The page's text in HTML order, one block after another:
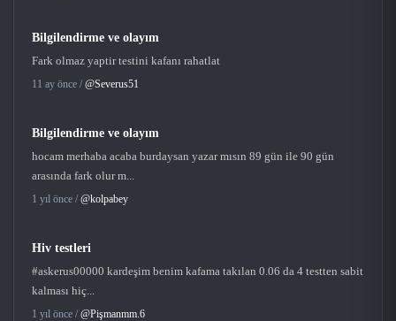
Bilgilendirme ve olayım
Fark olmaz yaptir testini kafanı rahatlat
11 ay önce / @Severus51
Bilgilendirme ve olayım
hocam merhaba acaba burdaysan yazar mısın 89 gün ile 90 gün
arasında fark olur m...
1 yıl önce / @kolpabey
Hiv testleri
#askerus00000 kardeşim benim kafama takılan 0.06 da 4 testten sabit
kalması hiç...
1 yıl önce / @Pişmanmm.6